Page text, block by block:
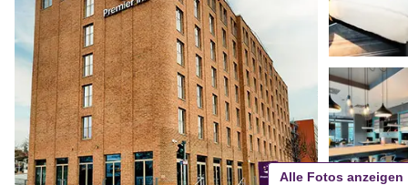
Alle Fotos anzeigen